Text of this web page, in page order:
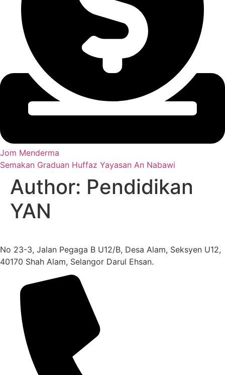
Jom Menderma
Semakan Graduan Huffaz Yayasan An Nabawi
Author: Pendidikan
YAN
No 23-3, Jalan Pegaga B U12/B, Desa Alam, Seksyen U12,
40170 Shah Alam, Selangor Darul Ehsan.